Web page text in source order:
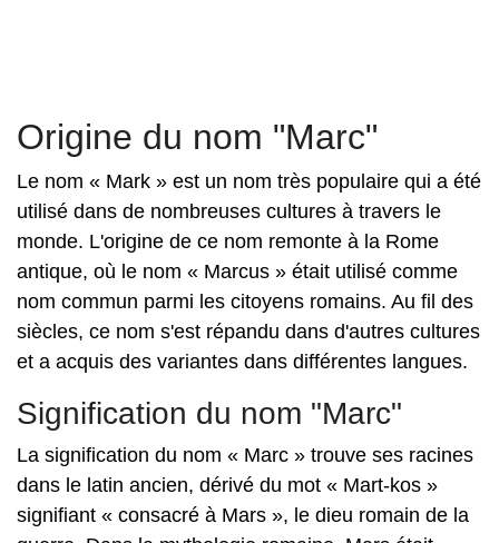
Origine du nom "Marc"
Le nom « Mark » est un nom très populaire qui a été
utilisé dans de nombreuses cultures à travers le
monde. L'origine de ce nom remonte à la Rome
antique, où le nom « Marcus » était utilisé comme
nom commun parmi les citoyens romains. Au fil des
siècles, ce nom s'est répandu dans d'autres cultures
et a acquis des variantes dans différentes langues.
Signification du nom "Marc"
La signification du nom « Marc » trouve ses racines
dans le latin ancien, dérivé du mot « Mart-kos »
signifiant « consacré à Mars », le dieu romain de la